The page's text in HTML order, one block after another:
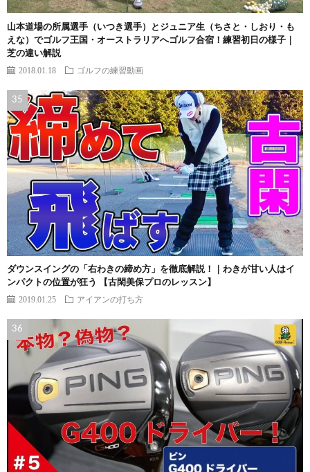
山本道場の所属選手（いつき選手）とジュニア生（ちさと・しおり・も
えな）でゴルフ王国・オーストラリアへゴルフ合宿！練習初日の様子｜
芝の違い解説
2018.01.18 ゴルフの練習動画
ダウンスイングの「右わきの締め方」を徹底解説！｜わきが甘い人はイ
ンパクトの位置が狂う 【古閑美保プロのレッスン】
2019.01.25 アイアンの打ち方